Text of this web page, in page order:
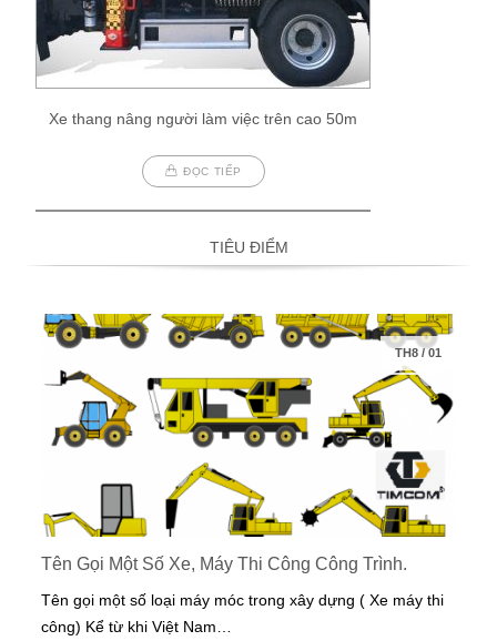
Xe thang nâng người làm việc trên cao 50m
ĐỌC TIẾP
TIÊU ĐIỂM
TH8/01
Tên Gọi Một Số Xe, Máy Thi Công Công Trình.
Tên gọi một số loại máy móc trong xây dựng ( Xe máy thi
công) Kể từ khi Việt Nam…